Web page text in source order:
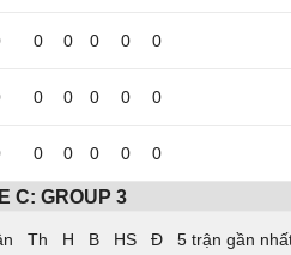
0 0 0 0 0
0 0 0 0 0
0 0 0 0 0
C: GROUP 3
5 trận gần